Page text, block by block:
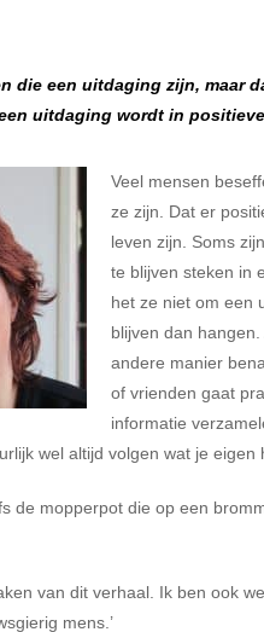
die een uitdaging zijn, maar
uitdaging wordt in
Veel mensen
ze zijn. Dat er
leven zijn. Soms
te blijven steken in
het ze niet om een
blijven dan
andere manier
of vrienden gaat
informatie
wel altijd volgen wat je eigen
de mopperpot die op een
van dit verhaal. Ik ben ook
mens.’